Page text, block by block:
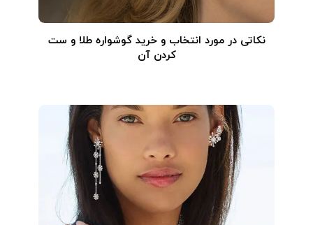
نکاتی در مورد انتخاب و خرید گوشواره طلا و ست
کردن آن